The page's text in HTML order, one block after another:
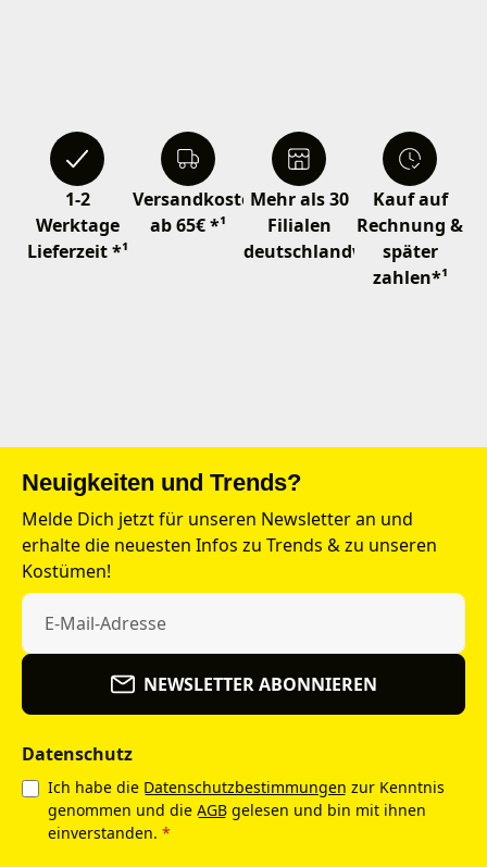
1-2
Werktage
Lieferzeit *¹
Versandkostenfrei
ab 65€ *¹
Mehr als 30
Filialen
deutschlandweit
Kauf auf
Rechnung &
später
zahlen*¹
Neuigkeiten und Trends?
Melde Dich jetzt für unseren Newsletter an und
erhalte die neuesten Infos zu Trends & zu unseren
Kostümen!
NEWSLETTER ABONNIEREN
Datenschutz
Ich habe die Datenschutzbestimmungen zur Kenntnis
genommen und die AGB gelesen und bin mit ihnen
einverstanden. *